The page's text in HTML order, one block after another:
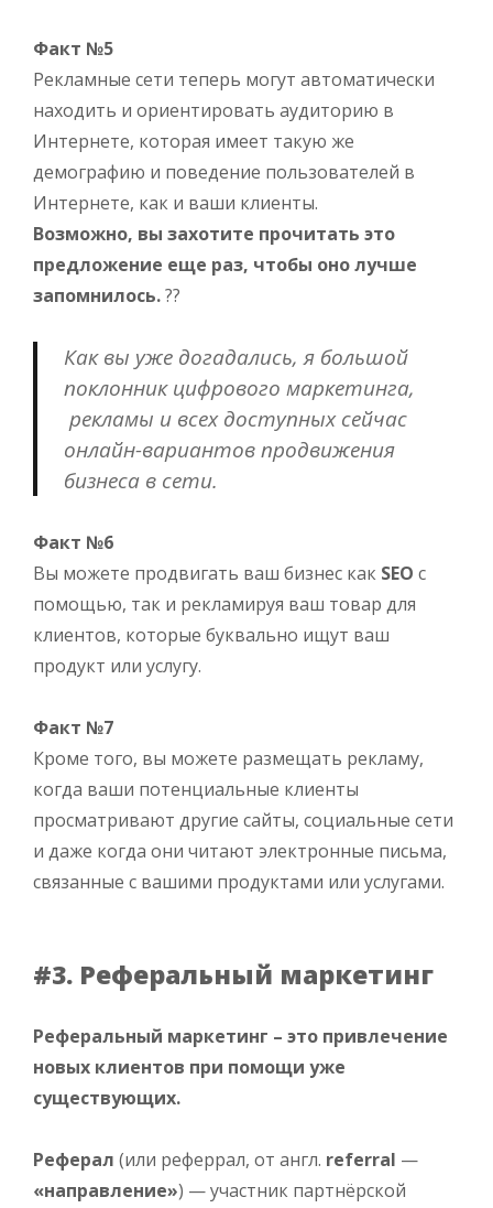
Факт №5
Рекламные сети теперь могут автоматически
находить и ориентировать аудиторию в
Интернете, которая имеет такую ​​же
демографию и поведение пользователей в
Интернете, как и ваши клиенты.
Возможно, вы захотите прочитать это
предложение еще раз, чтобы оно лучше
запомнилось.??
Как вы уже догадались, я большой
поклонник цифрового маркетинга,
рекламы и всех доступных сейчас
онлайн-вариантов продвижения
бизнеса в сети.
Факт №6
Вы можете продвигать ваш бизнес как SEO с
помощью, так и рекламируя ваш товар для
клиентов, которые буквально ищут ваш
продукт или услугу.
Факт №7
Кроме того, вы можете размещать рекламу,
когда ваши потенциальные клиенты
просматривают другие сайты, социальные сети
и даже когда они читают электронные письма,
связанные с вашими продуктами или услугами.
#3. Реферальный маркетинг
Реферальный маркетинг – это привлечение
новых клиентов при помощи уже
существующих.
Реферал (или реферрал, от англ. referral —
«направление») — участник партнёрской